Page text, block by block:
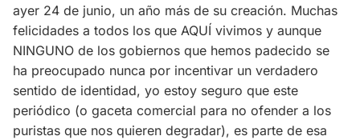
ayer 24 de junio, un año más de su creación. Muchas
felicidades a todos los que AQUÍ vivimos y aunque
NINGUNO de los gobiernos que hemos padecido se
ha preocupado nunca por incentivar un verdadero
sentido de identidad, yo estoy seguro que este
periódico (o gaceta comercial para no ofender a los
puristas que nos quieren degradar), es parte de esa